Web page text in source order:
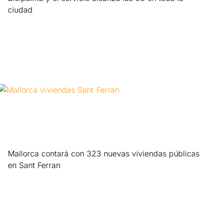
ciudad
Mallorca contará con 323 nuevas viviendas públicas
en Sant Ferran